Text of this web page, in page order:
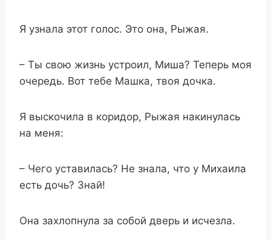
Я узнала этот голос. Это она, Рыжая.
– Ты свою жизнь устроил, Миша? Теперь моя
очередь. Вот тебе Машка, твоя дочка.
Я выскочила в коридор, Рыжая накинулась
на меня:
– Чего уставилась? Не знала, что у Михаила
есть дочь? Знай!
Она захлопнула за собой дверь и исчезла.